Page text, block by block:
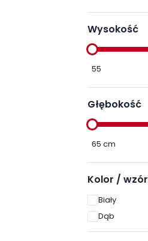
Wysokość
55
Głębokość
65 cm
Kolor / wzór
Biały
Dąb